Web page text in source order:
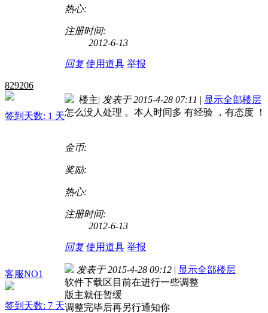
热心:
注册时间:
2012-6-13
回复 使用道具 举报
829206
签到天数: 1 天
楼主| 发表于 2015-4-28 07:11 | 显示全部楼层
怎么没人处理 。本人时间多 有经验 ，有态度
金币:
奖励:
热心:
注册时间:
2012-6-13
回复 使用道具 举报
客服NO1
签到天数: 7 天
发表于 2015-4-28 09:12 | 显示全部楼层
软件下载区目前在进行一些调整
版主就任暂缓
调整完毕后再另行通知你